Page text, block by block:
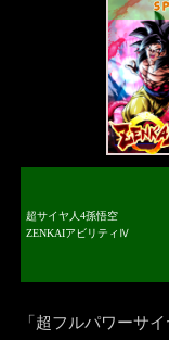
超サイヤ人4孫悟空
ZENKAIアビリティⅣ
「超フルパワーサ